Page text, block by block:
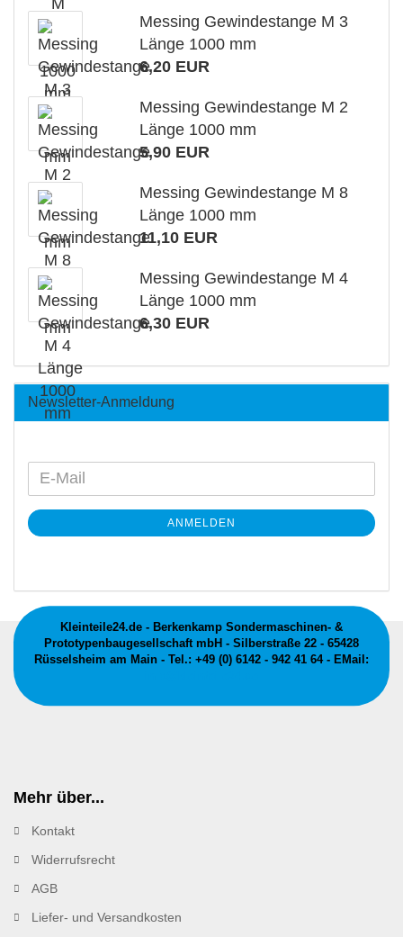
Messing Gewindestange M 3
Länge 1000 mm
6,20 EUR
Messing Gewindestange M 2
Länge 1000 mm
5,90 EUR
Messing Gewindestange M 8
Länge 1000 mm
11,10 EUR
Messing Gewindestange M 4
Länge 1000 mm
6,30 EUR
Newsletter-Anmeldung
ANMELDEN
Kleinteile24.de - Berkenkamp Sondermaschinen- &
Prototypenbaugesellschaft mbH - Silberstraße 22 - 65428
Rüsselsheim am Main - Tel.: +49 (0) 6142 - 942 41 64 - EMail:
Mehr über...
Kontakt
Widerrufsrecht
AGB
Liefer- und Versandkosten